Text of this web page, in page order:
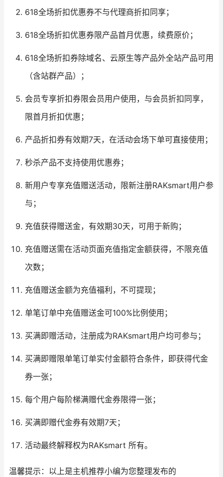
618全场折扣优惠券不与代理商折扣同享；
618全场折扣优惠券限产品首月优惠，续费原价；
618全场折扣券除域名、云原生等产品外全站产品可用
（含站群产品）；
会员专享折扣券限会员用户使用，与会员折扣同享，
限首月折扣优惠；
产品折扣券有效期7天，在活动会场下单可直接使用；
秒杀产品不支持使用优惠券；
新用户专享充值赠送活动，限新注册RAKsmart用户参
与；
充值获得赠送金，有效期30天，可用于新购；
充值赠送需在活动页面充值指定金额获得，不限充值
次数；
充值赠送金额为充值福利，不可提现；
单笔订单中充值赠送金可100%比例使用；
买满即赠活动，注册成为RAKsmart用户均可参与；
买满即赠限单笔订单实付金额符合条件，即获得代金
券一张；
每个用户每阶梯满赠代金券限得一张；
买满即赠代金券有效期7天；
活动最终解释权为RAKsmart 所有。
温馨提示：以上是主机推荐小编为您整理发布的